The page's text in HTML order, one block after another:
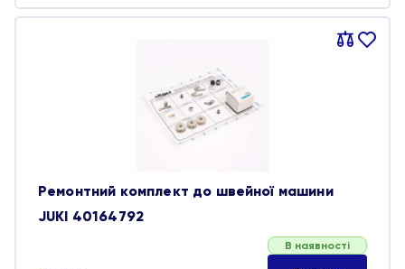
Порівняти
В
Ремонтний комплект до швейної машини
JUKI 40164792
В наявності